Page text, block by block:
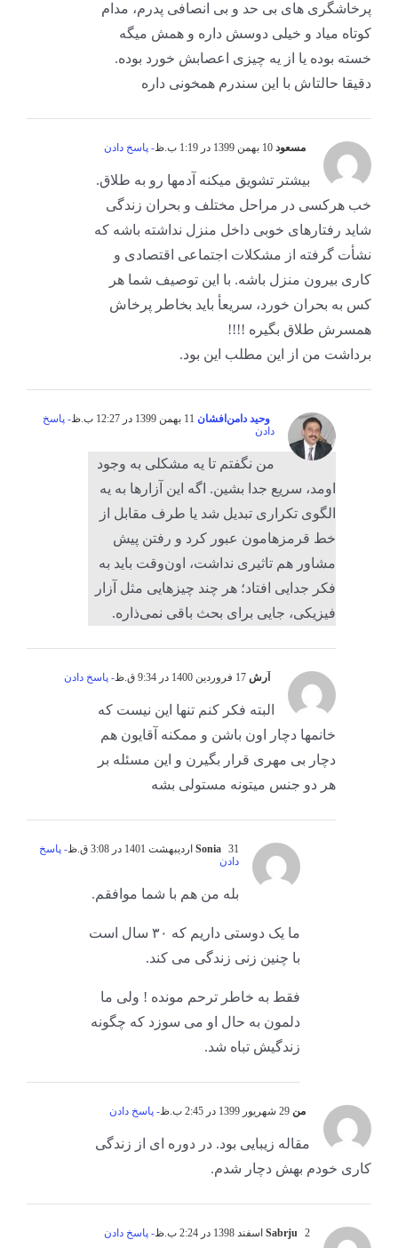
پرخاشگری های بی حد و بی انصافی پدرم، مدام
کوتاه میاد و خیلی دوسش داره و همش میگه
خسته بوده یا از یه چیزی اعصابش خورد بوده.
دقیقا حالتاش با این سندرم همخونی داره
مسعود - پاسخ دادن
بیشتر تشویق میکنه آدمها رو به طلاق.
خب هرکسی در مراحل مختلف و بحران زندگی
شاید رفتارهای خوبی داخل منزل نداشته باشه که
نشأت گرفته از مشکلات اجتماعی اقتصادی و
کاری بیرون منزل باشه. با این توصیف شما هر
کس به بحران خورد، سریعأ باید بخاطر پرخاش
همسرش طلاق بگیره !!!!
برداشت من از این مطلب این بود.
وحید دامن‌افشان
- پاسخ
دادن
من نگفتم تا یه مشکلی به وجود
اومد، سریع جدا بشین. اگه این آزارها به یه
الگوی تکراری تبدیل شد یا طرف مقابل از
خط قرمزهامون عبور کرد و رفتن پیش
مشاور هم تاثیری نداشت، اون‌وقت باید به
فکر جدایی افتاد؛ هر چند چیزهایی مثل آزار
فیزیکی، جایی برای بحث باقی نمی‌ذاره.
آرش - پاسخ دادن
البته فکر کنم تنها این نیست که
خانمها دچار اون باشن و ممکنه آقایون هم
دچار بی مهری قرار بگیرن و این مسئله بر
هر دو جنس میتونه مستولی بشه
Sonia 31 اردیبهشت 1401 در 3:08 ق.ظ
- پاسخ
دادن
بله من هم با شما موافقم.
ما یک دوستی داریم که ۳۰ سال است
با چنین زنی زندگی می کند.
فقط به خاطر ترحم مونده ! ولی ما
دلمون به حال او می سوزد که چگونه
زندگیش تباه شد.
من - پاسخ دادن
مقاله زیبایی بود. در دوره ای از زندگی
کاری خودم بهش دچار شدم.
Sabrju 2 اسفند 1398 در 2:24 ب.ظ - پاسخ دادن